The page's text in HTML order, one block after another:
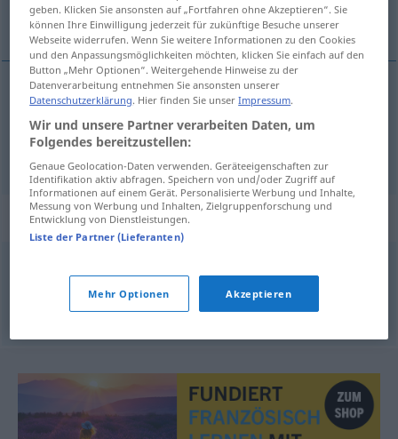
dégradation, déclassement
dégradationf Degradierung besonders
déclassementm Degradierung
Synonyme für "Degradierung"
Herabsetzung
geben. Klicken Sie ansonsten auf „Fortfahren ohne Akzeptieren“. Sie
können Ihre Einwilligung jederzeit für zukünftige Besuche unserer
Webseite widerrufen. Wenn Sie weitere Informationen zu den Cookies
und den Anpassungsmöglichkeiten möchten, klicken Sie einfach auf den
Button „Mehr Optionen“. Weitergehende Hinweise zu der
Datenverarbeitung entnehmen Sie ansonsten unserer
Datenschutzerklärung. Hier finden Sie unserImpressum.
Wir und unsere Partner verarbeiten Daten, um
Folgendes bereitzustellen:
Genaue Geolocation-Daten verwenden. Geräteeigenschaften zur
Identifikation aktiv abfragen. Speichern von und/oder Zugriff auf
Informationen auf einem Gerät. Personalisierte Werbung und Inhalte,
Messung von Werbung und Inhalten, Zielgruppenforschung und
Entwicklung von Dienstleistungen.
Liste der Partner (Lieferanten)
Mehr Optionen Akzeptieren